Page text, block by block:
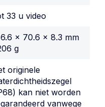
33 u video
× 70.6 × 8.3 mm
g
originele
kan niet worden
vanwege